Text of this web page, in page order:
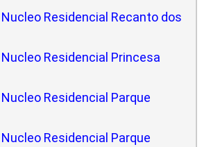
Residencial Recanto dos
Residencial Princesa
Residencial Parque
Residencial Parque